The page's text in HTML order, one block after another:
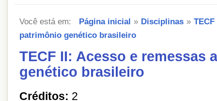
Você está em: Página inicial » Disciplinas »
patrimônio genético brasileiro
TECF II: Acesso e remessas
genético brasileiro
Créditos: 2